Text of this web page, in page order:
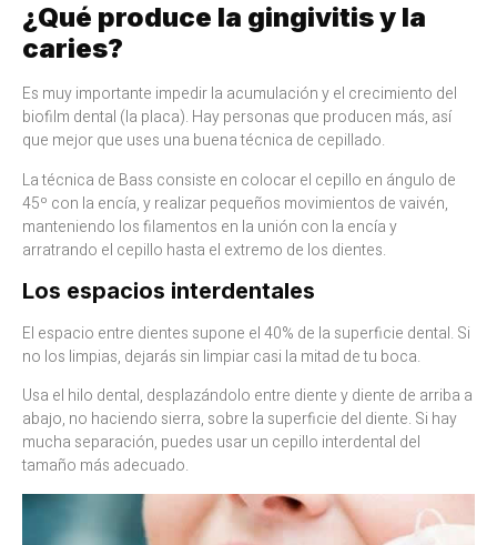
¿Qué produce la gingivitis y la
caries?
Es muy importante impedir la acumulación y el crecimiento del
biofilm dental (la placa). Hay personas que producen más, así
que mejor que uses una buena técnica de cepillado.
La técnica de Bass consiste en colocar el cepillo en ángulo de
45º con la encía, y realizar pequeños movimientos de vaivén,
manteniendo los filamentos en la unión con la encía y
arratrando el cepillo hasta el extremo de los dientes.
Los espacios interdentales
El espacio entre dientes supone el 40% de la superficie dental. Si
no los limpias, dejarás sin limpiar casi la mitad de tu boca.
Usa el hilo dental, desplazándolo entre diente y diente de arriba a
abajo, no haciendo sierra, sobre la superficie del diente. Si hay
mucha separación, puedes usar un cepillo interdental del
tamaño más adecuado.